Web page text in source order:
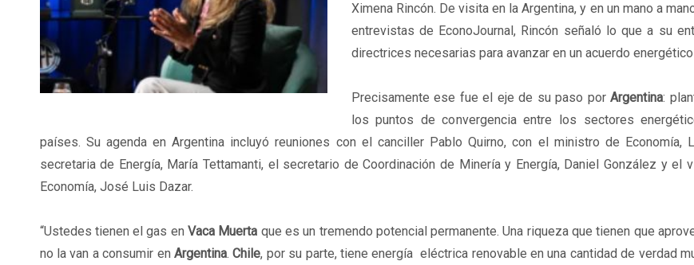
Ximena Rincón. De visita en la Argentina, y en un mano a
entrevistas de EconoJournal, Rincón señaló lo que a su
directrices necesarias para avanzar en un acuerdo
Precisamente ese fue el eje de su paso por Argentina:
los puntos de convergencia entre los sectores
países. Su agenda en Argentina incluyó reuniones con el canciller Pablo Quirno, con el ministro de Economía,
secretaria de Energía, María Tettamanti, el secretario de Coordinación de Minería y Energía, Daniel González y el
Economía, José Luis Dazar.
“Ustedes tienen el gas en Vaca Muerta que es un tremendo potencial permanente. Una riqueza que tienen que
no la van a consumir en Argentina.Chile, por su parte, tiene energía eléctrica renovable en una cantidad de verdad